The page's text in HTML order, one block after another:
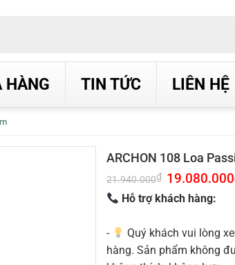
HÀNG TIN TỨC LIÊN HỆ
ARCHON 108 Loa
21.940.000₫ Giá
gốc
là:
21.940.000₫.
19.080.000
Hỗ trợ khách hàng:
-
Quý khách vui lòng
hàng. Sản phẩm không